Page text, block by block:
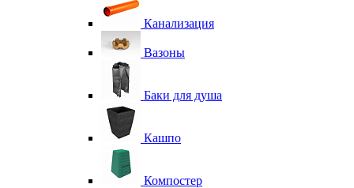
Канализация
Вазоны
Баки для душа
Кашпо
Компостер